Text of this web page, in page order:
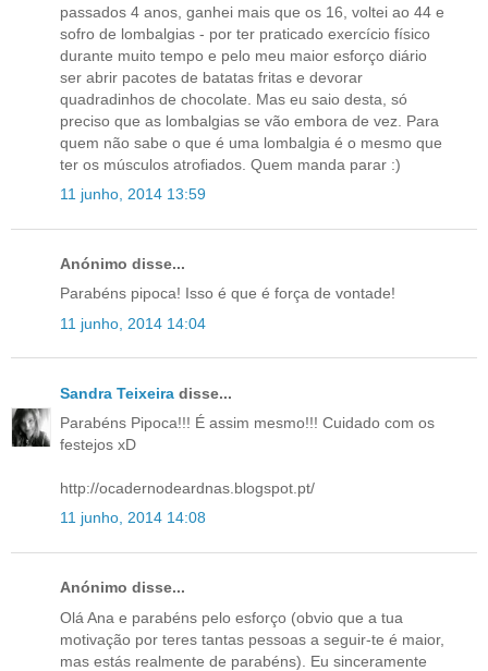
passados 4 anos, ganhei mais que os 16, voltei ao 44 e
sofro de lombalgias - por ter praticado exercício físico
durante muito tempo e pelo meu maior esforço diário
ser abrir pacotes de batatas fritas e devorar
quadradinhos de chocolate. Mas eu saio desta, só
preciso que as lombalgias se vão embora de vez. Para
quem não sabe o que é uma lombalgia é o mesmo que
ter os músculos atrofiados. Quem manda parar :)
11 junho, 2014 13:59
Anónimo disse...
Parabéns pipoca! Isso é que é força de vontade!
11 junho, 2014 14:04
Sandra Teixeira disse...
Parabéns Pipoca!!! É assim mesmo!!! Cuidado com os
festejos xD
http://ocadernodeardnas.blogspot.pt/
11 junho, 2014 14:08
Anónimo disse...
Olá Ana e parabéns pelo esforço (obvio que a tua
motivação por teres tantas pessoas a seguir-te é maior,
mas estás realmente de parabéns). Eu sinceramente